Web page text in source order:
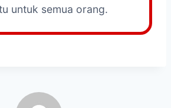
untuk semua orang.